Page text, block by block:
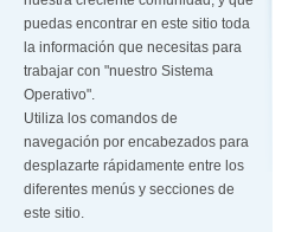
puedas encontrar en este sitio toda
la información que necesitas para
trabajar con "nuestro Sistema
Operativo".
Utiliza los comandos de
navegación por encabezados para
desplazarte rápidamente entre los
diferentes menús y secciones de
este sitio.